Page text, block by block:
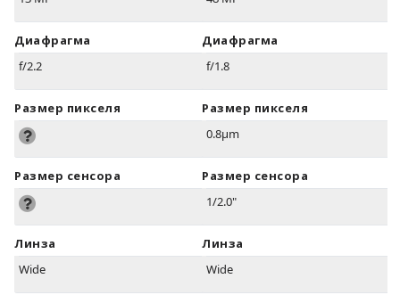
Диафрагма
f/2.2
Размер пикселя
Размер сенсора
Линза
Wide
Диафрагма
f/1.8
Размер пикселя
0.8µm
Размер сенсора
1/2.0"
Линза
Wide